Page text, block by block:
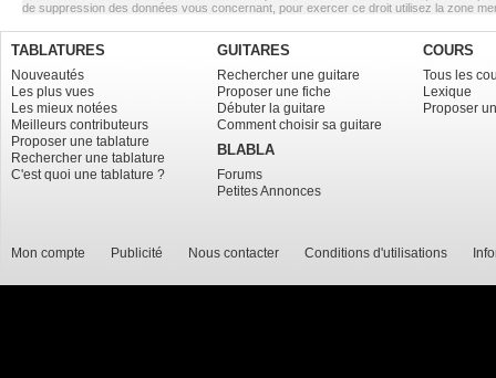
de suppression des données vous concernant, pour exercer ce droit utilisez la zone
TABLATURES
Nouveautés
Les plus vues
Les mieux notées
Meilleurs contributeurs
Proposer une tablature
Rechercher une tablature
C'est quoi une tablature ?
GUITARES
Rechercher une guitare
Proposer une fiche
Débuter la guitare
Comment choisir sa guitare
BLABLA
Forums
Petites Annonces
COURS
Tous les
Lexique
Proposer
Mon compte Publicité Nous contacter Conditions d'utilisations